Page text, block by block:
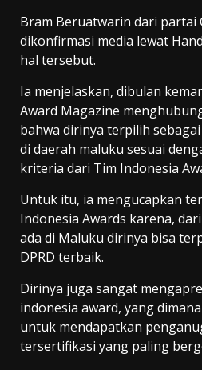
Bram Beruatwarin dari partai
dikonfirmasi media lewat
hal tersebut.
Ia menjelaskan, dibulan
Award Magazine
bahwa dirinya terpilih
di daerah maluku sesuai
kriteria dari Tim Indonesia
Untuk itu, ia mengucapkan
Indonesia Awards karena,
ada di Maluku dirinya bisa
DPRD terbaik.
Dirinya juga sangat
indonesia award, yang
untuk mendapatkan
tersertifikasi yang paling